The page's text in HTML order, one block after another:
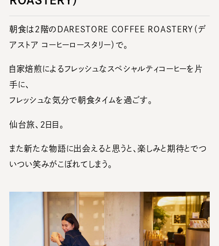
朝食は2階のDARESTORE COFFEE ROASTERY（デ
アストア コーヒーロースタリー）で。
自家焙煎によるフレッシュなスペシャルティコーヒーを片
手に、
フレッシュな気分で朝食タイムを過ごす。
仙台旅、2日目。
また新たな物語に出会えると思うと、楽しみと期待とでつ
いつい笑みがこぼれてしまう。